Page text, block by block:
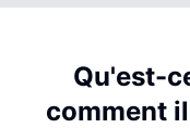
Qu'est-
comment